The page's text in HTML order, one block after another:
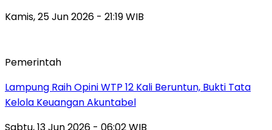
Kamis, 25 Jun 2026 - 21:19 WIB
Pemerintah
Lampung Raih Opini WTP 12 Kali Beruntun, Bukti Tata
Kelola Keuangan Akuntabel
Sabtu, 13 Jun 2026 - 06:02 WIB